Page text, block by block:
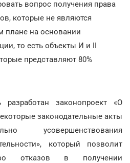
вопрос получения права
которые не являются
плане на основании
то есть объекты И и ІІ
представляют 80%
законопроект «О
законодательные акты
усовершенствования
который позволит
отказов в получении